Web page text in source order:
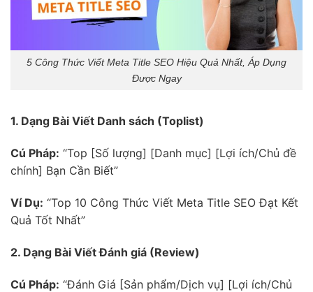
5 Công Thức Viết Meta Title SEO Hiệu Quả Nhất, Áp Dụng
Được Ngay
1. Dạng Bài Viết Danh sách (Toplist)
Cú Pháp: “Top [Số lượng] [Danh mục] [Lợi ích/Chủ đề
chính] Bạn Cần Biết”
Ví Dụ: “Top 10 Công Thức Viết Meta Title SEO Đạt Kết
Quả Tốt Nhất”
2. Dạng Bài Viết Đánh giá (Review)
Cú Pháp: “Đánh Giá [Sản phẩm/Dịch vụ] [Lợi ích/Chủ